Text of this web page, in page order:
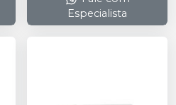
Especialista